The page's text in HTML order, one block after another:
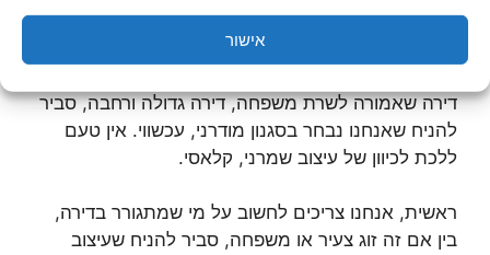
אישור
כאמור, לכל דירה, בכל מקום יש סגנון עיצוב שיכול
דירה שאמורה לשרת משפחה, דירה גדולה ורחבה, סביר
להניח שאנחנו נבחר בסגנון מודרני, עכשווי. אין טעם
ללכת לכיוון של עיצוב שמרני, קלאסי.
ראשית, אנחנו צריכים לחשוב על מי שמתגורר בדירה,
בין אם זה זוג צעיר או משפחה, סביר להניח שעיצוב